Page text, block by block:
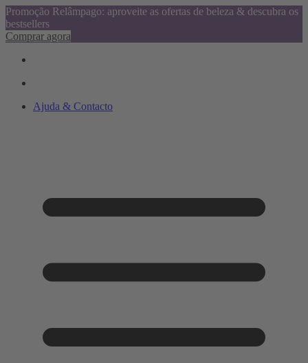
Promoção Relâmpago: aproveite as ofertas de beleza & descubra os
bestsellers
Comprar agora
Ajuda & Contacto